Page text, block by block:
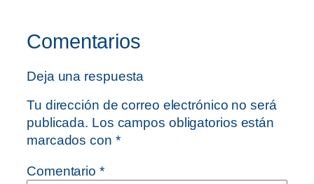
Comentarios
Deja una respuesta
Tu dirección de correo electrónico no será
publicada. Los campos obligatorios están
marcados con *
Comentario *